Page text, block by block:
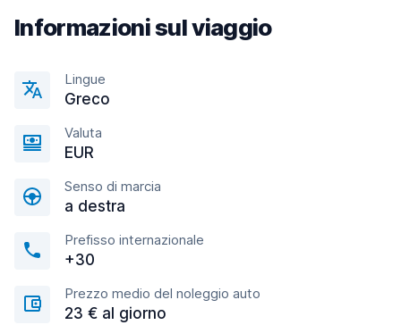
Informazioni sul viaggio
Lingue
Greco
Valuta
EUR
Senso di marcia
a destra
Prefisso internazionale
+30
Prezzo medio del noleggio auto
23 € al giorno